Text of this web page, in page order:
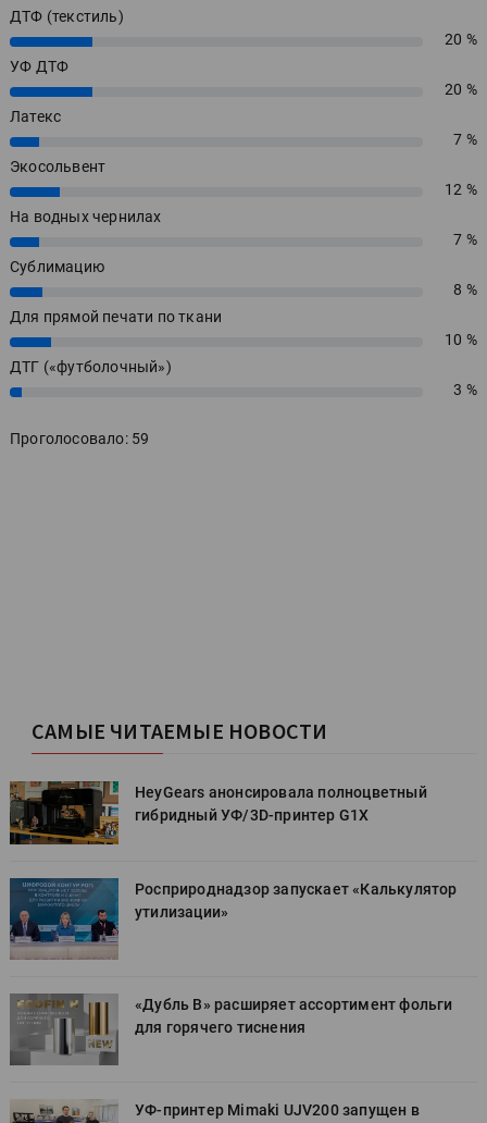
ДТФ (текстиль)
20%
20 %
УФ ДТФ
20%
20 %
Латекс
7%
7 %
Экосольвент
12%
12 %
На водных чернилах
7%
7 %
Сублимацию
8%
8 %
Для прямой печати по ткани
10%
10 %
ДТГ («футболочный»)
3% 3 %
Проголосовало: 59
САМЫЕ ЧИТАЕМЫЕ НОВОСТИ
HeyGears анонсировала полноцветный
гибридный УФ/3D-принтер G1X
Росприроднадзор запускает «Калькулятор
утилизации»
«Дубль В» расширяет ассортимент фольги
для горячего тиснения
УФ-принтер Mimaki UJV200 запущен в